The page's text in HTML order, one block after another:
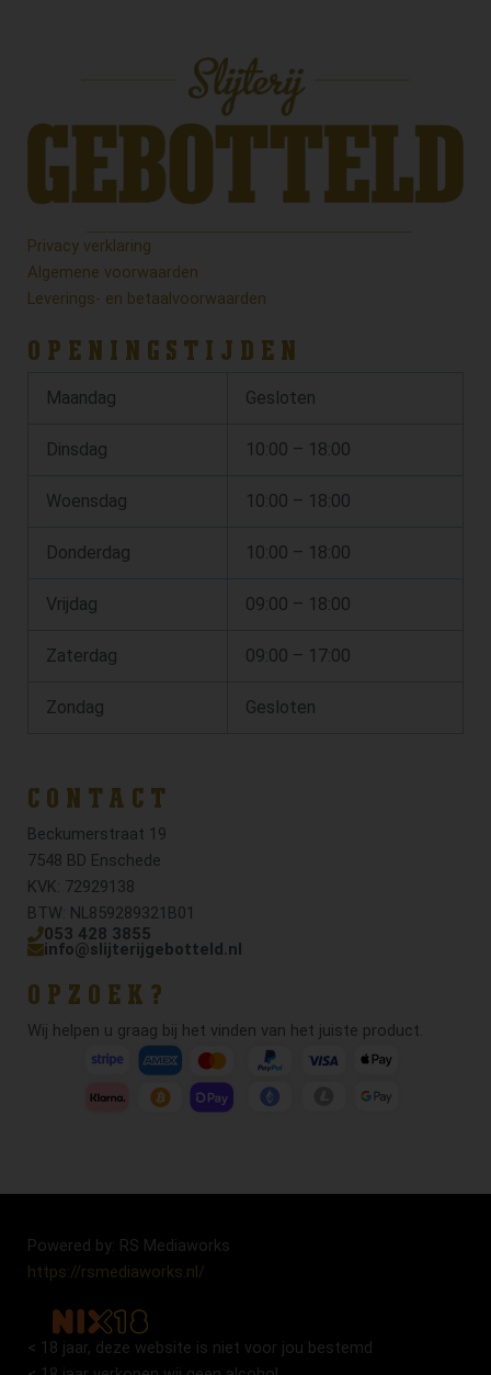
Privacy verklaring
Algemene voorwaarden
Leverings- en betaalvoorwaarden
OPENINGSTIJDEN
Maandag Gesloten
Dinsdag 10:00 – 18:00
Woensdag 10:00 – 18:00
Donderdag 10:00 – 18:00
Vrijdag 09:00 – 18:00
Zaterdag 09:00 – 17:00
Zondag Gesloten
CONTACT
Beckumerstraat 19
7548 BD Enschede
KVK: 72929138
BTW: NL859289321B01
053 428 3855
info@slijterijgebotteld.nl
OPZOEK?
Wij helpen u graag bij het vinden van het juiste product.
Powered by: RS Mediaworks
https://rsmediaworks.nl/
< 18 jaar, deze website is niet voor jou bestemd